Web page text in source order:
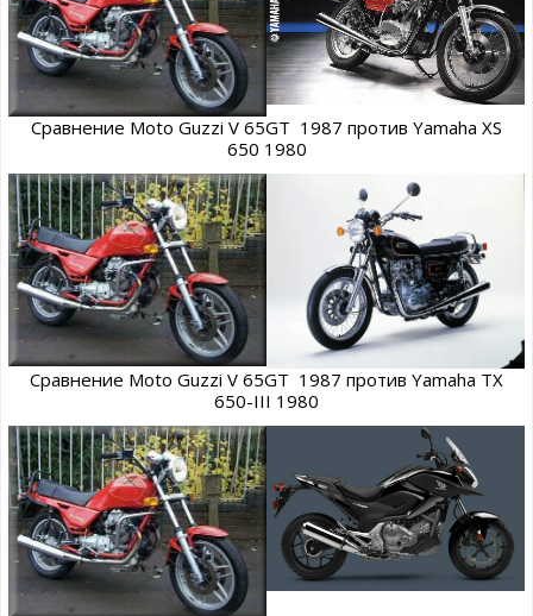
Сравнение Moto Guzzi V 65GT 1987 против Yamaha XS
650 1980
Сравнение Moto Guzzi V 65GT 1987 против Yamaha TX
650-III 1980